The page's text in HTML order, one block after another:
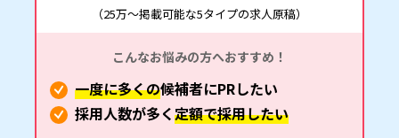
（25万～掲載可能な5タイプの求人原稿）
こんなお悩みの方へおすすめ！
一度に多くの候補者にPRしたい
採用人数が多く定額で採用したい